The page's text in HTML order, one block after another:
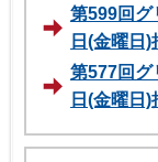
第599回グ
日(金曜日)
第577回グ
日(金曜日)